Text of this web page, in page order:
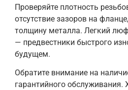
Проверяйте плотность
отсутствие зазоров на
толщину металла. Легкий
— предвестники быстрого
будущем.
Обратите внимание на
гарантийного обслуживания.